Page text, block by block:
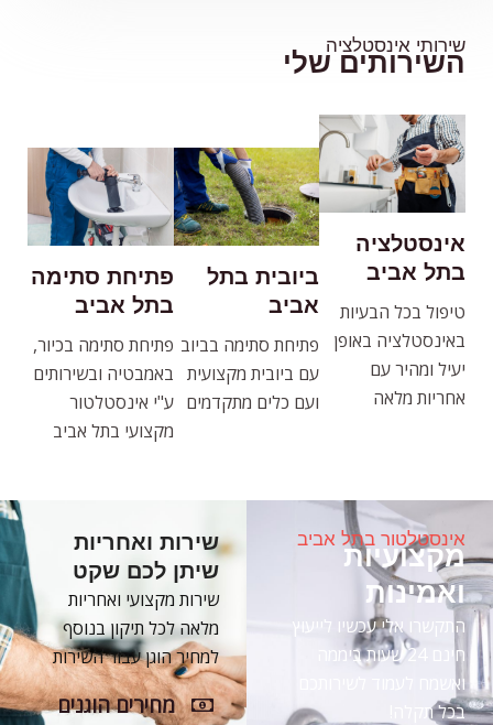
שירותי אינסטלציה
השירותים שלי
אינסטלציה
בתל אביב
טיפול בכל הבעיות
באינסטלציה באופן
יעיל ומהיר עם
אחריות מלאה
ביובית בתל
אביב
פתיחת סתימה בביוב
עם ביובית מקצועית
ועם כלים מתקדמים
פתיחת סתימה
בתל אביב
פתיחת סתימה בכיור,
באמבטיה ובשירותים
ע"י אינסטלטור
מקצועי בתל אביב
אינסטלטור בתל אביב
מקצועיות
ואמינות
התקשרו אלי עכשיו לייעוץ
חינם 24 שעות ביממה
ואשמח לעמוד לשירותכם
בכל תקלה!
שירות ואחריות
שיתן לכם שקט
שירות מקצועי ואחריות
מלאה לכל תיקון בנוסף
למחיר הוגן עבור השירות
מחירים הוגנים